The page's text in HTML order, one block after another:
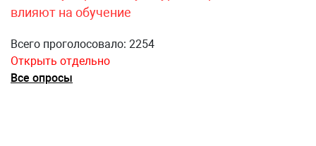
влияют на обучение
Всего проголосовало: 2254
Открыть отдельно
Все опросы